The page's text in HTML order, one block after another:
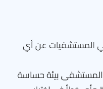
المستشفيات عن أي
المستشفى بيئة حساسة